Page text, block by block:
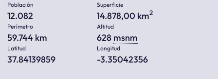
Población
12.082
Superficie
14.878,00 km2
Perímetro
59.744 km
Altitud
628 msnm
Latitud
37.84139859
Longitud
-3.35042356